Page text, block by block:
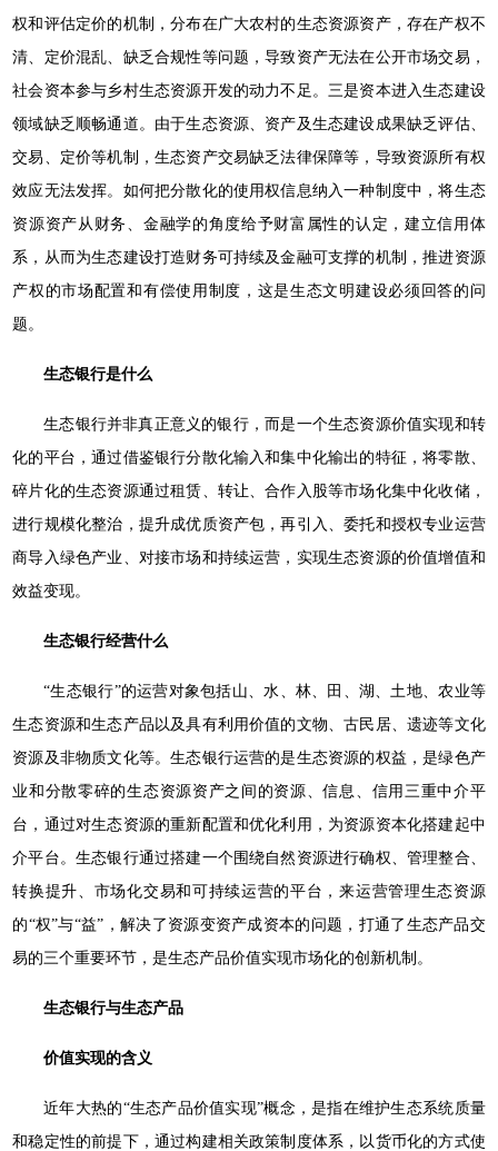
权和评估定价的机制，分布在广大农村的生态资源资产，存在产权不
清、定价混乱、缺乏合规性等问题，导致资产无法在公开市场交易，
社会资本参与乡村生态资源开发的动力不足。三是资本进入生态建设
领域缺乏顺畅通道。由于生态资源、资产及生态建设成果缺乏评估、
交易、定价等机制，生态资产交易缺乏法律保障等，导致资源所有权
效应无法发挥。如何把分散化的使用权信息纳入一种制度中，将生态
资源资产从财务、金融学的角度给予财富属性的认定，建立信用体
系，从而为生态建设打造财务可持续及金融可支撑的机制，推进资源
产权的市场配置和有偿使用制度，这是生态文明建设必须回答的问
题。
生态银行是什么
生态银行并非真正意义的银行，而是一个生态资源价值实现和转
化的平台，通过借鉴银行分散化输入和集中化输出的特征，将零散、
碎片化的生态资源通过租赁、转让、合作入股等市场化集中化收储，
进行规模化整治，提升成优质资产包，再引入、委托和授权专业运营
商导入绿色产业、对接市场和持续运营，实现生态资源的价值增值和
效益变现。
生态银行经营什么
“生态银行”的运营对象包括山、水、林、田、湖、土地、农业等
生态资源和生态产品以及具有利用价值的文物、古民居、遗迹等文化
资源及非物质文化等。生态银行运营的是生态资源的权益，是绿色产
业和分散零碎的生态资源资产之间的资源、信息、信用三重中介平
台，通过对生态资源的重新配置和优化利用，为资源资本化搭建起中
介平台。生态银行通过搭建一个围绕自然资源进行确权、管理整合、
转换提升、市场化交易和可持续运营的平台，来运营管理生态资源
的“权”与“益”，解决了资源变资产成资本的问题，打通了生态产品交
易的三个重要环节，是生态产品价值实现市场化的创新机制。
生态银行与生态产品
价值实现的含义
近年大热的“生态产品价值实现”概念，是指在维护生态系统质量
和稳定性的前提下，通过构建相关政策制度体系，以货币化的方式使